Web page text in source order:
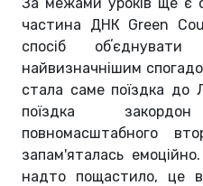
частина ДНК Green
спосіб
найвизначнішим
стала саме поїздка до
поїздка
повномасштабного
запам'яталась
надто пощастило, це